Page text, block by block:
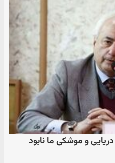
و موشکی ما نابود